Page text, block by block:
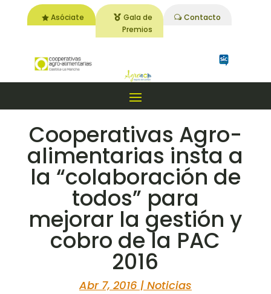
Asóciate
Gala de
Premios
Contacto
Cooperativas Agro-
alimentarias insta a
la “colaboración de
todos” para
mejorar la gestión y
cobro de la PAC
2016
Abr 7, 2016 | Noticias